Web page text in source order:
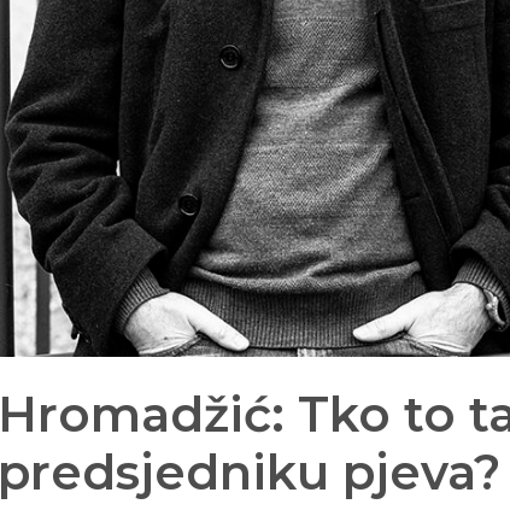
Hromadžić: Tko to
predsjedniku pjeva?